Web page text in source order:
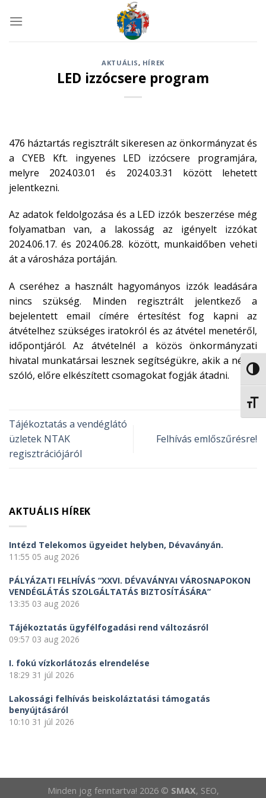
AKTUÁLIS, HÍREK
LED izzócsere program
476 háztartás regisztrált sikeresen az önkormányzat és
a CYEB Kft. ingyenes LED izzócsere programjára,
melyre 2024.03.01 és 2024.03.31 között lehetett
jelentkezni.
Az adatok feldolgozása és a LED izzók beszerzése még
folyamatban van, a lakosság az igényelt izzókat
2024.06.17. és 2024.06.28. között, munkaidőben veheti
át a városháza portáján.
A cseréhez a használt hagyományos izzók leadására
nincs szükség. Minden regisztrált jelentkező a
bejelentett email címére értesítést fog kapni az
átvételhez szükséges iratokról és az átvétel menetéről,
időpontjáról. Az átvételnél a közös önkormányzati
hivatal munkatársai lesznek segítségükre, akik a névre
szóló, előre elkészített csomagokat fogják átadni.
Tájékoztatás a vendéglátó
üzletek NTAK
regisztrációjáról
Felhívás emlőszűrésre!
AKTUÁLIS HÍREK
Intézd Telekomos ügyeidet helyben, Dévaványán.
11:55 05 aug 2026
PÁLYÁZATI FELHÍVÁS “XXVI. DÉVAVÁNYAI VÁROSNAPOKON
VENDÉGLÁTÁS SZOLGÁLTATÁS BIZTOSÍTÁSÁRA”
13:35 03 aug 2026
Tájékoztatás ügyfélfogadási rend változásról
09:57 03 aug 2026
I. fokú vízkorlátozás elrendelése
18:29 31 júl 2026
Lakossági felhívás beiskoláztatási támogatás
benyújtásáról
10:10 31 júl 2026
Minden jog fenntartva! 2026 © SMAX, SEO,